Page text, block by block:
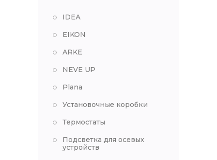
IDEA
EIKON
ARKE
NEVE UP
Plana
Установочные коробки
Термостаты
Подсветка для осевых
устройств